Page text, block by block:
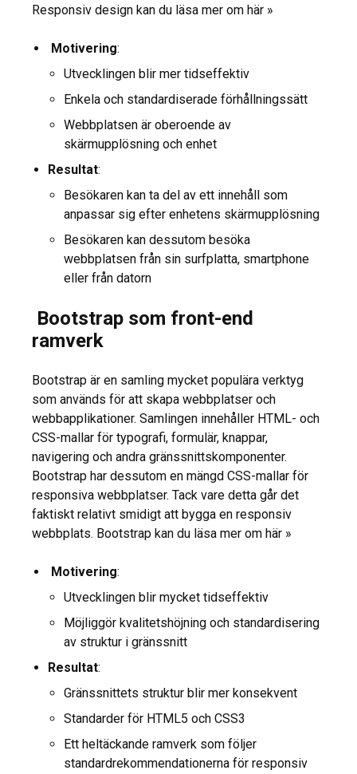
Responsiv design kan du läsa mer om här »
Motivering:
Utvecklingen blir mer tidseffektiv
Enkela och standardiserade förhållningssätt
Webbplatsen är oberoende av
skärmupplösning och enhet
Resultat:
Besökaren kan ta del av ett innehåll som
anpassar sig efter enhetens skärmupplösning
Besökaren kan dessutom besöka
webbplatsen från sin surfplatta, smartphone
eller från datorn
Bootstrap som front-end
ramverk
Bootstrap är en samling mycket populära verktyg
som används för att skapa webbplatser och
webbapplikationer. Samlingen innehåller HTML- och
CSS-mallar för typografi, formulär, knappar,
navigering och andra gränssnittskomponenter.
Bootstrap har dessutom en mängd CSS-mallar för
responsiva webbplatser. Tack vare detta går det
faktiskt relativt smidigt att bygga en responsiv
webbplats. Bootstrap kan du läsa mer om här »
Motivering:
Utvecklingen blir mycket tidseffektiv
Möjliggör kvalitetshöjning och standardisering
av struktur i gränssnitt
Resultat:
Gränssnittets struktur blir mer konsekvent
Standarder för HTML5 och CSS3
Ett heltäckande ramverk som följer
standardrekommendationerna för responsiv